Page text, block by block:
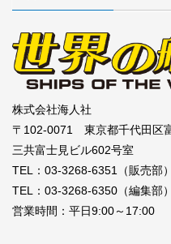
株式会社海人社
〒102-0071 東京都千代田区
三共富士見ビル602号室
TEL：03-3268-6351（販売部）
TEL：03-3268-6350（編集部）
営業時間：平日9:00～17:00